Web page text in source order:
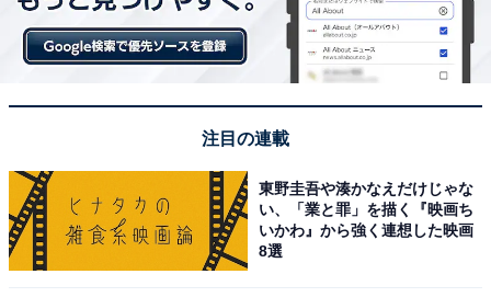
注目の連載
東野圭吾や湊かなえだけじゃな
い、「業と罪」を描く『映画ち
いかわ』から強く連想した映画
8選